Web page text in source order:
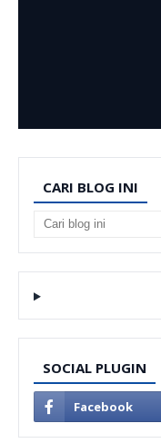
CARI BLOG INI
SOCIAL PLUGIN